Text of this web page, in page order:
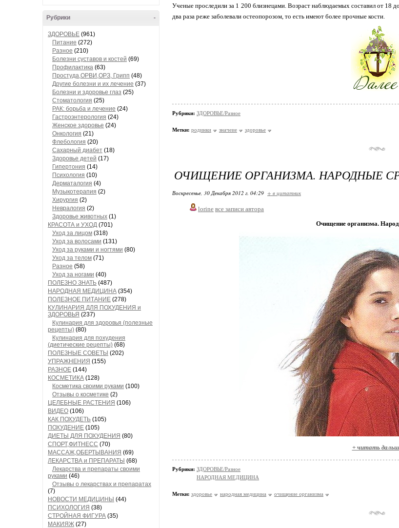
-
Рубрики
ЗДОРОВЬЕ (961)
Питание (272)
Разное (210)
Болезни суставов и костей (69)
Профилактика (63)
Простуда,ОРВИ,ОРЗ, Грипп (48)
Другие болезни и их лечение (37)
Болезни и здоровье глаз (25)
Стоматология (25)
РАК: борьба и лечение (24)
Гастроэнтерология (24)
Женское здоровье (24)
Онкология (21)
Флебология (20)
Сахарный диабет (18)
Здоровье детей (17)
Гипертония (14)
Психология (10)
Дерматалогия (4)
Музыкотерапия (2)
Хирургия (2)
Невралогия (2)
Здоровье животных (1)
КРАСОТА и УХОД (701)
Уход за лицом (318)
Уход за волосами (131)
Уход за руками и ногтями (80)
Уход за телом (71)
Разное (58)
Уход за ногами (40)
ПОЛЕЗНО ЗНАТЬ (487)
НАРОДНАЯ МЕДИЦИНА (354)
ПОЛЕЗНОЕ ПИТАНИЕ (278)
КУЛИНАРИЯ ДЛЯ ПОХУДЕНИЯ и
ЗДОРОВЬЯ (237)
Кулинария для здоровья (полезные
рецепты) (80)
Кулинария для похудения
(диетические рецепты) (68)
ПОЛЕЗНЫЕ СОВЕТЫ (202)
УПРАЖНЕНИЯ (155)
РАЗНОЕ (144)
КОСМЕТИКА (128)
Косметика своими руками (100)
Отзывы о косметике (2)
ЦЕЛЕБНЫЕ РАСТЕНИЯ (106)
ВИДЕО (106)
КАК ПОХУДЕТЬ (105)
ПОХУДЕНИЕ (105)
ДИЕТЫ ДЛЯ ПОХУДЕНИЯ (80)
СПОРТ,ФИТНЕСС (70)
МАССАЖ,ОБЕРТЫВАНИЯ (69)
ЛЕКАРСТВА и ПРЕПАРАТЫ (68)
Лекарства и препараты своими
руками (46)
Отзывы о лекарствах и препаратах
(7)
НОВОСТИ МЕДИЦИНЫ (44)
ПСИХОЛОГИЯ (38)
СТРОЙНАЯ ФИГУРА (35)
МАКИЯЖ (27)
Ученые проследили за 1 200 близнецами. Возраст наблюдаемых составил от 18
два раза реже заболевали остеопорозом, то есть имеют более прочные кости.
Рубрики: ЗДОРОВЬЕ/Разное
Метки: родинки значеие здоровье
ОЧИЩЕНИЕ ОРГАНИЗМА. НАРОДНЫЕ
Воскресенье, 30 Декабря 2012 г. 04:29 + в цитатник
lorine все записи автора
Очищение организма.
+ читать
Рубрики: ЗДОРОВЬЕ/Разное
НАРОДНАЯ МЕДИЦИНА
Метки: здоровье народная медицина очищение организма